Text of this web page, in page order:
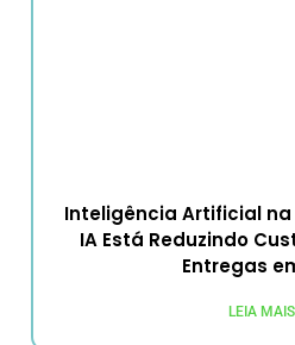
Inteligência Artificial
IA Está Reduzindo
Entregas
LEIA